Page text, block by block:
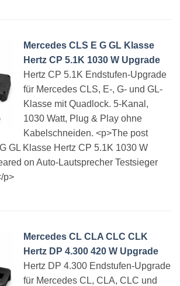
Mercedes CLS E G GL Klasse
Hertz CP 5.1K 1030 W Upgrade
Hertz CP 5.1K Endstufen-Upgrade
für Mercedes CLS, E-, G- und GL-
Klasse mit Quadlock. 5-Kanal,
1030 Watt, Plug & Play ohne
Kabelschneiden. <p>The post
GL Klasse Hertz CP 5.1K 1030 W
on Auto-Lautsprecher Testsieger
p>
Mercedes CL CLA CLC CLK
Hertz DP 4.300 420 W Upgrade
Hertz DP 4.300 Endstufen-Upgrade
für Mercedes CL, CLA, CLC und